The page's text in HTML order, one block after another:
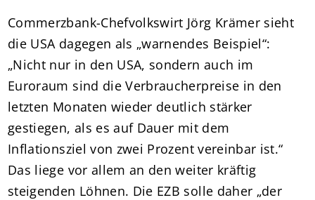
Commerzbank-Chefvolkswirt Jörg Krämer sieht
die USA dagegen als „warnendes Beispiel“:
„Nicht nur in den USA, sondern auch im
Euroraum sind die Verbraucherpreise in den
letzten Monaten wieder deutlich stärker
gestiegen, als es auf Dauer mit dem
Inflationsziel von zwei Prozent vereinbar ist.“
Das liege vor allem an den weiter kräftig
steigenden Löhnen. Die EZB solle daher „der